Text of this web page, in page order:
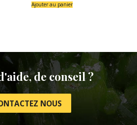
Ajouter au panier
de conseil ?
NOUS